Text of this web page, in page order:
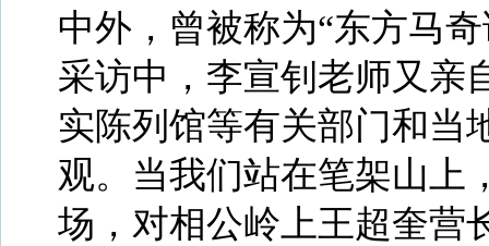
中外，曾被称为“东方马
采访中，李宣钊老师又亲
实陈列馆等有关部门和当
观。当我们站在笔架山上
场，对相公岭上王超奎营